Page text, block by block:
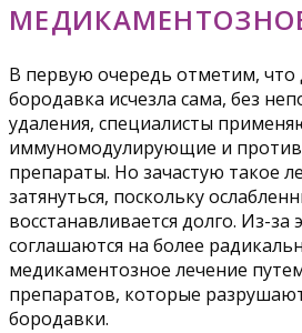
В первую очередь отметим, что
бородавка исчезла сама, без
удаления, специалисты
иммуномодулирующие и
препараты. Но зачастую такое
затянуться, поскольку
восстанавливается долго. Из-
соглашаются на более
медикаментозное лечение
препаратов, которые
бородавки.